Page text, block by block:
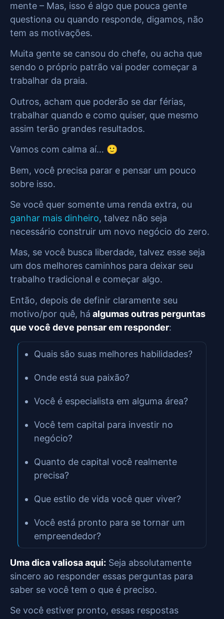
mente – Mas, isso é algo que pouca gente
questiona ou quando responde, digamos, não
tem as motivações.
Muita gente se cansou do chefe, ou acha que
sendo o próprio patrão vai poder começar a
trabalhar da praia.
Outros, acham que poderão se dar férias,
trabalhar quando e como quiser, que mesmo
assim terão grandes resultados.
Vamos com calma aí… 🙂
Bem, você precisa parar e pensar um pouco
sobre isso.
Se você quer somente uma renda extra, ou
ganhar mais dinheiro, talvez não seja
necessário construir um novo negócio do zero.
Mas, se você busca liberdade, talvez esse seja
um dos melhores caminhos para deixar seu
trabalho tradicional e começar algo.
Então, depois de definir claramente seu
motivo/por quê, há algumas outras perguntas
que você deve pensar em responder:
Quais são suas melhores habilidades?
Onde está sua paixão?
Você é especialista em alguma área?
Você tem capital para investir no
negócio?
Quanto de capital você realmente
precisa?
Que estilo de vida você quer viver?
Você está pronto para se tornar um
empreendedor?
Uma dica valiosa aqui: Seja absolutamente
sincero ao responder essas perguntas para
saber se você tem o que é preciso.
Se você estiver pronto, essas respostas